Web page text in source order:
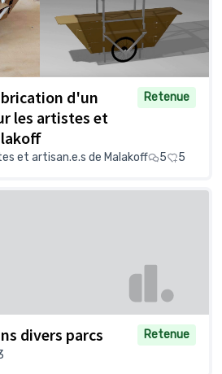
d'un
les artistes et
Retenue
et artisan.e.s de Malakoff 5 5
divers parcs
Retenue